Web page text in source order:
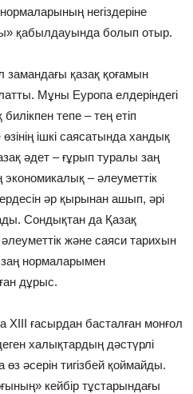
негіздеріне
қабылдауында болып отыр.
қазақ қоғамын
Мұны Еуропа елдеріндегі
тепе – тең етіп
өзінің ішкі саясатында хандық
әдет – ғұрып туралы заң
– әлеуметтік
әр қырынан ашып, әрі
Сондықтан да Қазақ
және саяси тарихын
нормаларымен
дұрыс.
XIII ғасырдан басталған монғол
халықтардың дәстүрлі
әсерін тигізбей қоймайды.
кейбір тұстарындағы